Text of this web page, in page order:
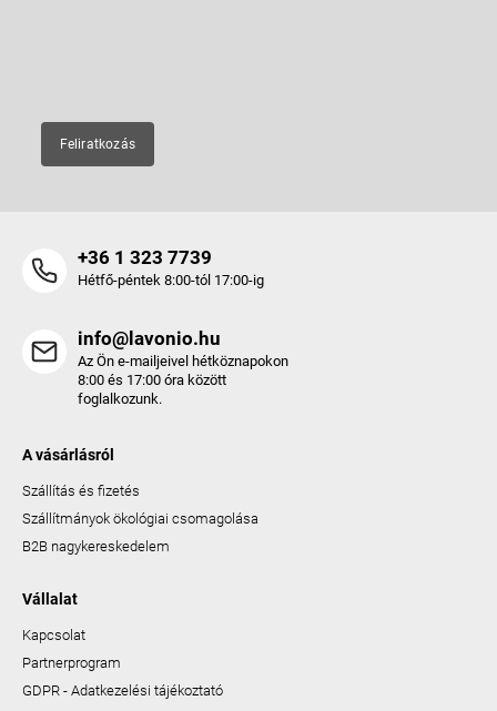
Feliratkozás
+36 1 323 7739
Hétfő-péntek 8:00-tól 17:00-ig
info@lavonio.hu
Az Ön e-mailjeivel hétköznapokon
8:00 és 17:00 óra között
foglalkozunk.
A vásárlásról
Szállítás és fizetés
Szállítmányok ökológiai csomagolása
B2B nagykereskedelem
Vállalat
Kapcsolat
Partnerprogram
GDPR - Adatkezelési tájékoztató